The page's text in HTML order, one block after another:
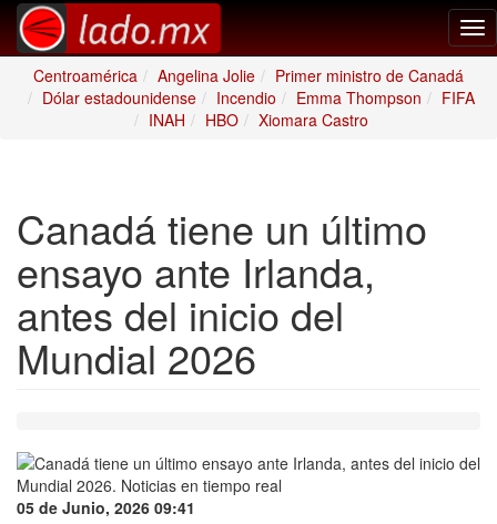
Centroamérica
Angelina Jolie
Primer ministro de Canadá
Dólar estadounidense
Incendio Emma Thompson
FIFA
INAH
HBO Xiomara Castro
Canadá tiene un último
ensayo ante Irlanda,
antes del inicio del
Mundial 2026
05 de Junio, 2026 09:41